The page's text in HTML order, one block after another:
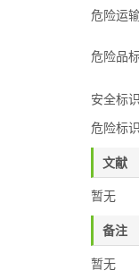
危险运
危险品标
安全标识
危险标识
文献
暂无
备注
暂无